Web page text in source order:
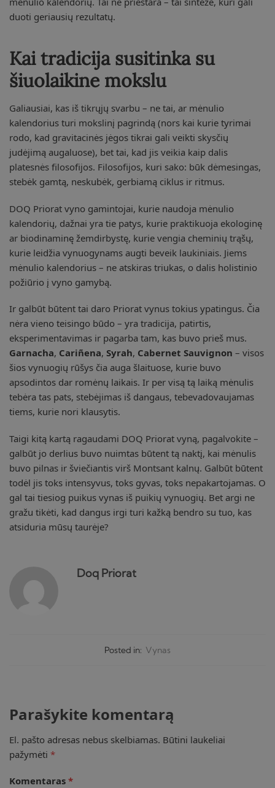
duoti geriausių rezultatų.
Kai tradicija susitinka su
šiuolaikine mokslu
Galiausiai, kas iš tikrųjų svarbu – ne tai, ar mėnulio
kalendorius turi mokslinį pagrindą (nors kai kurie tyrimai
rodo, kad gravitacinės jėgos tikrai gali veikti skysčių
judėjimą augaluose), bet tai, kad jis veikia kaip dalis
platesnės filosofijos. Filosofijos, kuri sako: būk dėmesingas,
stebėk gamtą, neskubėk, gerbiamą ciklus ir ritmus.
DOQ Priorat vyno gamintojai, kurie naudoja mėnulio
kalendorių, dažnai yra tie patys, kurie praktikuoja ekologinę
ar biodinaminę žemdirbystę, kurie vengia cheminių trąšų,
kurie leidžia vynuogynams augti beveik laukiniais. Jiems
mėnulio kalendorius – ne atskiras triukas, o dalis holistinio
požiūrio į vyno gamybą.
Ir galbūt būtent tai daro Priorat vynus tokius ypatingus. Čia
nėra vieno teisingo būdo – yra tradicija, patirtis,
eksperimentavimas ir pagarba tam, kas buvo prieš mus.
Garnacha, Cariñena, Syrah, Cabernet Sauvignon – visos
šios vynuogių rūšys čia auga šlaituose, kurie buvo
apsodintos dar romėnų laikais. Ir per visą tą laiką mėnulis
tebėra tas pats, stebėjimas iš dangaus, tebevadovaujamas
tiems, kurie nori klausytis.
Taigi kitą kartą ragaudami DOQ Priorat vyną, pagalvokite –
galbūt jo derlius buvo nuimtas būtent tą naktį, kai mėnulis
buvo pilnas ir šviečiantis virš Montsant kalnų. Galbūt būtent
todėl jis toks intensyvus, toks gyvas, toks nepakartojamas. O
gal tai tiesiog puikus vynas iš puikių vynuogių. Bet argi ne
gražu tikėti, kad dangus irgi turi kažką bendro su tuo, kas
atsiduria mūsų taurėje?
Doq Priorat
Posted in: Vynas
Parašykite komentarą
El. pašto adresas nebus skelbiamas. Būtini laukeliai
pažymėti *
Komentaras *